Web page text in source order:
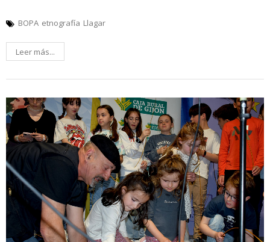
BOPA etnografía Llagar
Leer más...